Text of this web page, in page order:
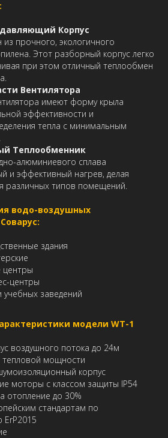
Корпус
из прочного, экологичного
Этот разборный корпус легко
при этом отличный теплообмен
Вентилятора
имеют форму крыла
эффективности и
тепла с минимальным
Теплообменник
алюминиевого сплава
и эффективный нагрев, делая
различных типов помещений.
водо-воздушных
здания
центры
заведений
модели WT-1
воздушного потока до 24м
мощности
корпус
моторы с классом защиты IP54
отопление до 30%
стандартам по